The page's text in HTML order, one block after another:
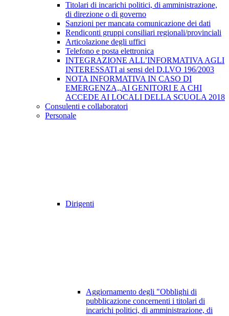
Titolari di incarichi politici, di amministrazione,
di direzione o di governo
Sanzioni per mancata comunicazione dei dati
Rendiconti gruppi consiliari regionali/provinciali
Articolazione degli uffici
Telefono e posta elettronica
INTEGRAZIONE ALL’INFORMATIVA AGLI
INTERESSATI ai sensi del D.LVO 196/2003
NOTA INFORMATIVA IN CASO DI
EMERGENZA,,AI GENITORI E A CHI
ACCEDE AI LOCALI DELLA SCUOLA 2018
Consulenti e collaboratori
Personale
Dirigenti
Aggiornamento degli "Obblighi di
pubblicazione concernenti i titolari di
incarichi politici, di amministrazione, di